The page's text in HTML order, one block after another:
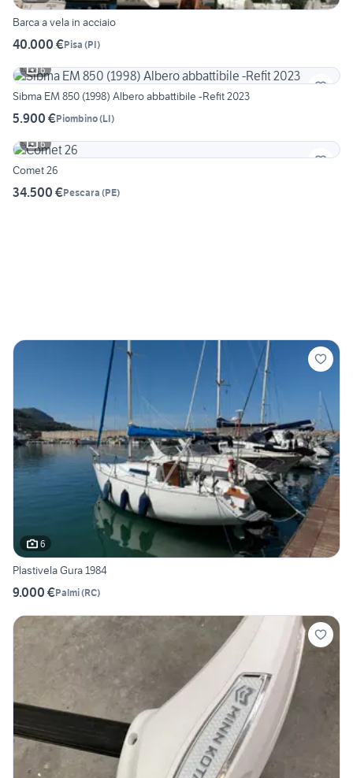
Barca a vela in acciaio
40.000 €Pisa (PI)
6
Sibma EM 850 (1998) Albero abbattibile -Refit 2023
5.900 €Piombino(LI)
6
Comet 26
34.500 €Pescara (PE)
6
Plastivela Gura 1984
9.000 €Palmi(RC)